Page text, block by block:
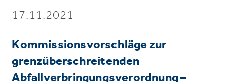
17.11.2021
Kommissionsvorschläge zur
grenzüberschreitenden
Abfallverbringungsverordnung –